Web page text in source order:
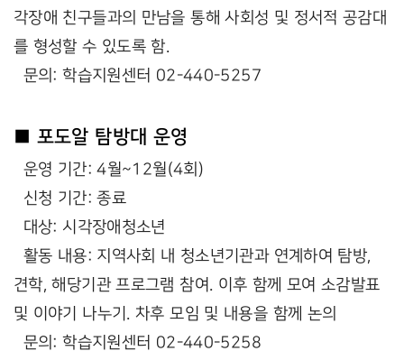
각장애 친구들과의 만남을 통해 사회성 및 정서적 공감대
를 형성할 수 있도록 함.
문의: 학습지원센터 02-440-5257
■ 포도알 탐방대 운영
운영 기간: 4월~12월(4회)
신청 기간: 종료
대상: 시각장애청소년
활동 내용: 지역사회 내 청소년기관과 연계하여 탐방,
견학, 해당기관 프로그램 참여. 이후 함께 모여 소감발표
및 이야기 나누기. 차후 모임 및 내용을 함께 논의
문의: 학습지원센터 02-440-5258